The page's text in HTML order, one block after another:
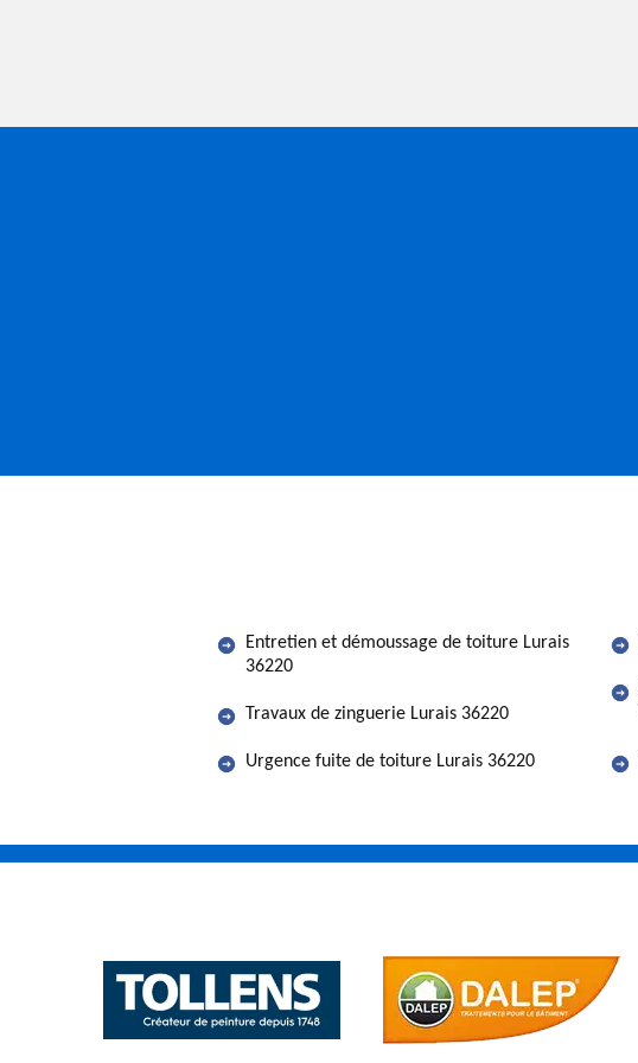
Entretien et démoussage de toiture Lurais
36220
Travaux de zinguerie Lurais 36220
Urgence fuite de toiture Lurais 36220